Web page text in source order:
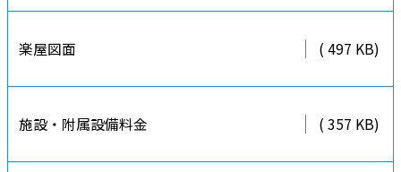
楽屋図面 ( 497 KB)
施設・附属設備料金 ( 357 KB)